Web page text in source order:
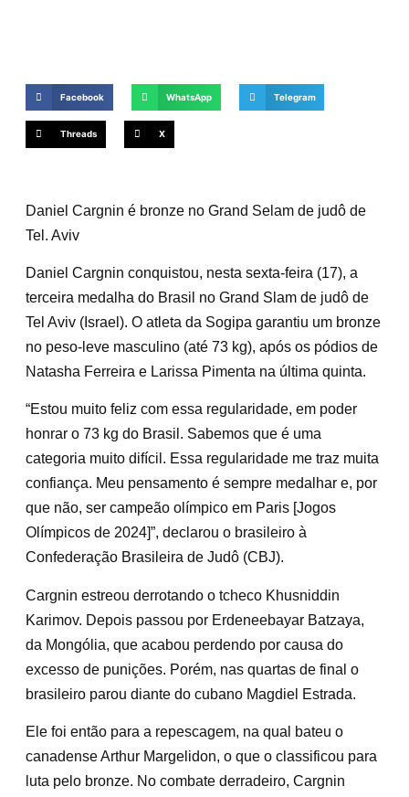
Facebook WhatsApp Telegram
Threads X
Daniel Cargnin é bronze no Grand Selam de judô de
Tel. Aviv
Daniel Cargnin conquistou, nesta sexta-feira (17), a
terceira medalha do Brasil no Grand Slam de judô de
Tel Aviv (Israel). O atleta da Sogipa garantiu um bronze
no peso-leve masculino (até 73 kg), após os pódios de
Natasha Ferreira e Larissa Pimenta na última quinta.
“Estou muito feliz com essa regularidade, em poder
honrar o 73 kg do Brasil. Sabemos que é uma
categoria muito difícil. Essa regularidade me traz muita
confiança. Meu pensamento é sempre medalhar e, por
que não, ser campeão olímpico em Paris [Jogos
Olímpicos de 2024]”, declarou o brasileiro à
Confederação Brasileira de Judô (CBJ).
Cargnin estreou derrotando o tcheco Khusniddin
Karimov. Depois passou por Erdeneebayar Batzaya,
da Mongólia, que acabou perdendo por causa do
excesso de punições. Porém, nas quartas de final o
brasileiro parou diante do cubano Magdiel Estrada.
Ele foi então para a repescagem, na qual bateu o
canadense Arthur Margelidon, o que o classificou para
luta pelo bronze. No combate derradeiro, Cargnin